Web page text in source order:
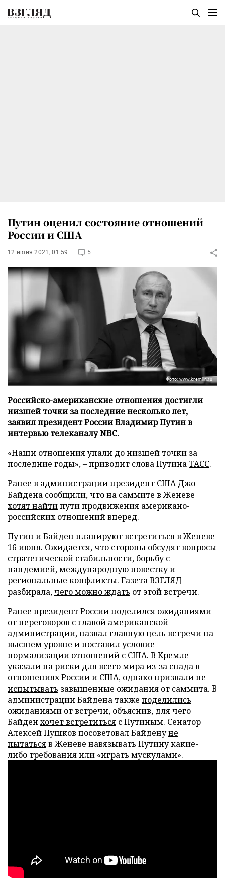
Путин оценил состояние отношений
России и США
12 июня 2021, 01:59 5
Фото: www.kremlin.ru
Российско-американские отношения достигли
низшей точки за последние несколько лет,
заявил президент России Владимир Путин в
интервью телеканалу NBC.
«Наши отношения упали до низшей точки за
последние годы», – приводит слова ПутинаТАСС.
Ранее в администрации президент США Джо
Байдена сообщили, что на саммите в Женеве
хотят найтипути продвижения американо-
российских отношений вперед.
Путин и Байден планируютвстретиться в Женеве
16 июня. Ожидается, что стороны обсудят вопросы
стратегической стабильности, борьбу с
пандемией, международную повестку и
региональные конфликты. Газета ВЗГЛЯД
разбирала,чего можно ждать от этой встречи.
Ранее президент Россииподелился ожиданиями
от переговоров с главой американской
администрации,назвалглавную цель встречи на
высшем уровне ипоставилусловие
нормализации отношений с США. В Кремле
указалина риски для всего мира из-за спада в
отношениях России и США, однако призвали не
испытывать завышенные ожидания от саммита. В
администрации Байдена также поделились
ожиданиями от встречи, объяснив, для чего
Байден хочет встретиться с Путиным. Сенатор
Алексей Пушков посоветовал Байденуне
пытатьсяв Женеве навязывать Путину какие-
либо требования или «играть мускулами».